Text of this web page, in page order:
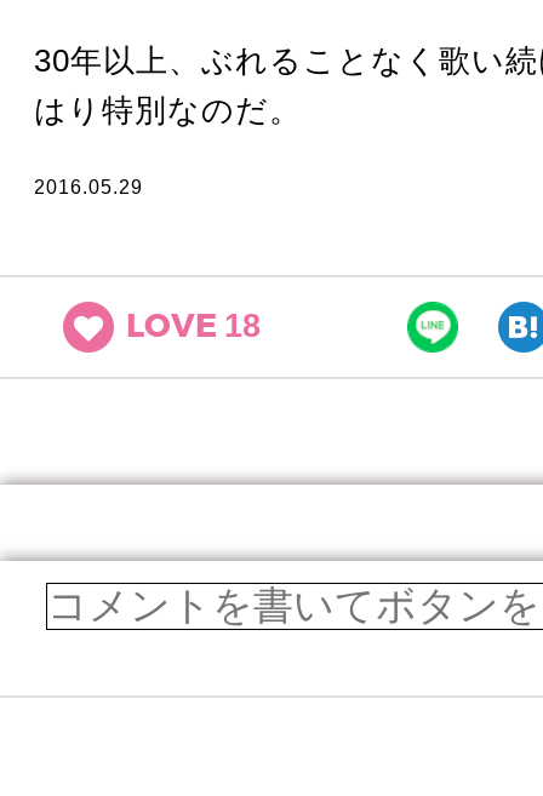
30年以上、ぶれることなく歌い
はり特別なのだ。
2016.05.29
LOVE 18